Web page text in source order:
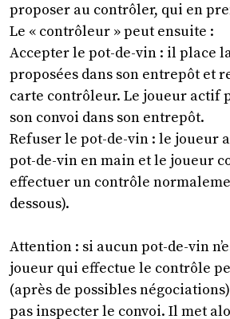
proposer au contrôler, qui en
Le « contrôleur » peut ensuite :
Accepter le pot-de-vin : il place
proposées dans son entrepôt et
carte contrôleur. Le joueur actif
son convoi dans son entrepôt.
Refuser le pot-de-vin : le joueur
pot-de-vin en main et le joueur
effectuer un contrôle
dessous).
Attention : si aucun pot-de-vin
joueur qui effectue le contrôle
(après de possibles
pas inspecter le convoi. Il met